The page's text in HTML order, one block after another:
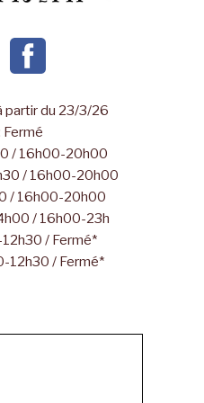
partir du 23/3/26
Fermé
/ 16h00-20h00
/ 16h00-20h00
/ 16h00-20h00
/ 16h00-23h
/ Fermé*
12h30 / Fermé*